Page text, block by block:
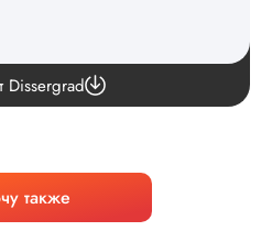
выбрали нас! 🤗
Dissergrad
также